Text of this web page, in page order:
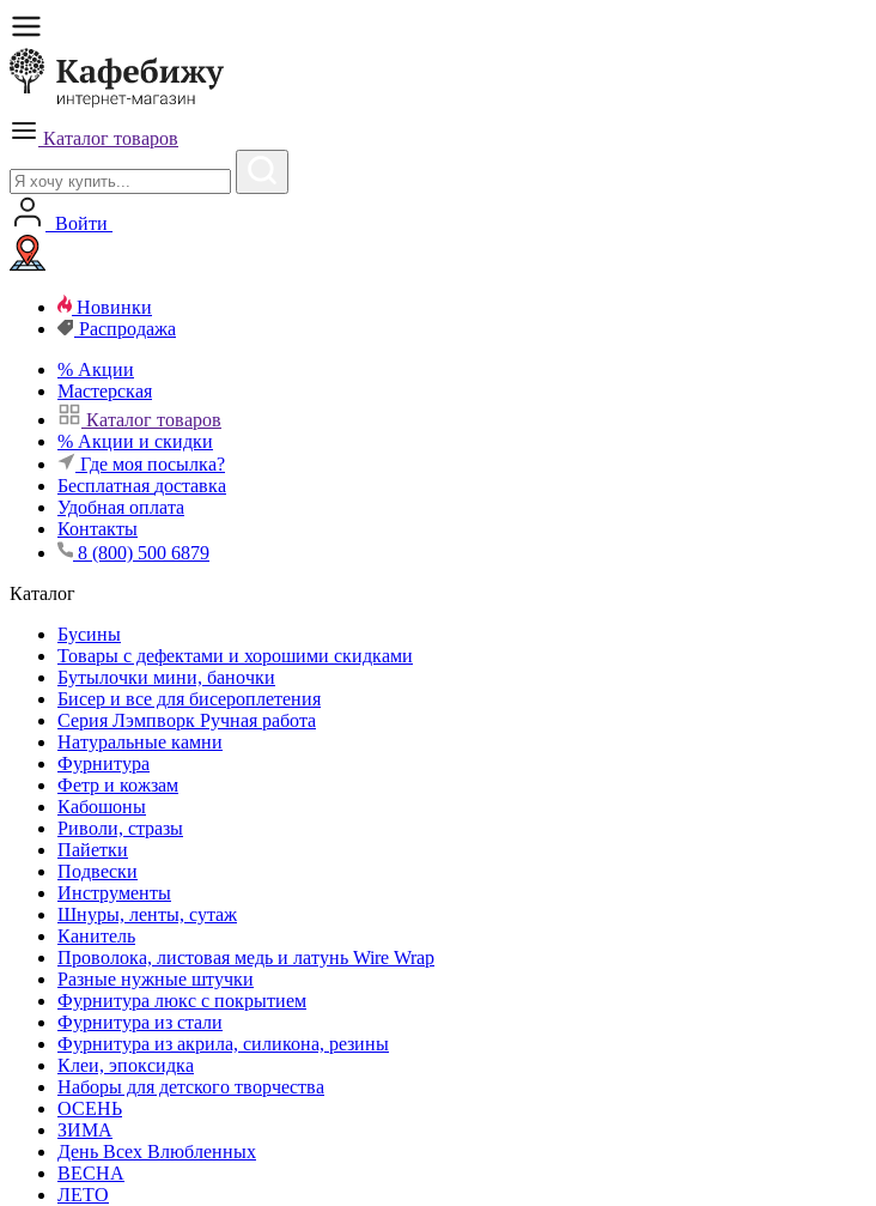
Каталог товаров
Войти
Новинки
Распродажа
% Акции
Мастерская
Каталог товаров
% Акции и скидки
Где моя посылка?
Бесплатная доставка
Удобная оплата
Контакты
8 (800) 500 6879
Каталог
Бусины
Товары с дефектами и хорошими скидками
Бутылочки мини, баночки
Бисер и все для бисероплетения
Серия Лэмпворк Ручная работа
Натуральные камни
Фурнитура
Фетр и кожзам
Кабошоны
Риволи, стразы
Пайетки
Подвески
Инструменты
Шнуры, ленты, сутаж
Канитель
Проволока, листовая медь и латунь Wire Wrap
Разные нужные штучки
Фурнитура люкс с покрытием
Фурнитура из стали
Фурнитура из акрила, силикона, резины
Клеи, эпоксидка
Наборы для детского творчества
ОСЕНЬ
ЗИМА
День Всех Влюбленных
ВЕСНА
ЛЕТО